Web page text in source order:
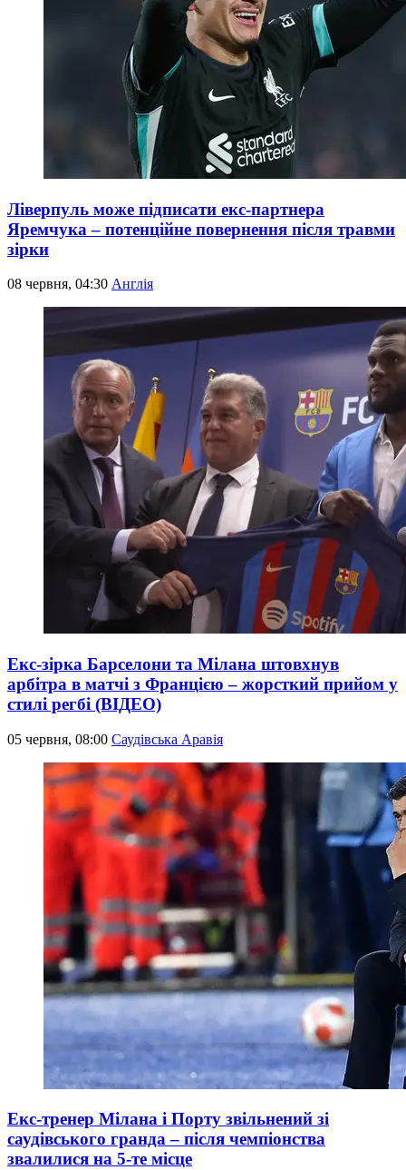
Ліверпуль може підписати екс-партнера
Яремчука – потенційне повернення після травми
зірки
08 червня, 04:30 Англія
Екс-зірка Барселони та Мілана штовхнув
арбітра в матчі з Францією – жорсткий прийом у
стилі регбі (ВІДЕО)
05 червня, 08:00 Саудівська Аравія
Екс-тренер Мілана і Порту звільнений зі
саудівського гранда – після чемпіонства
звалилися на 5-те місце